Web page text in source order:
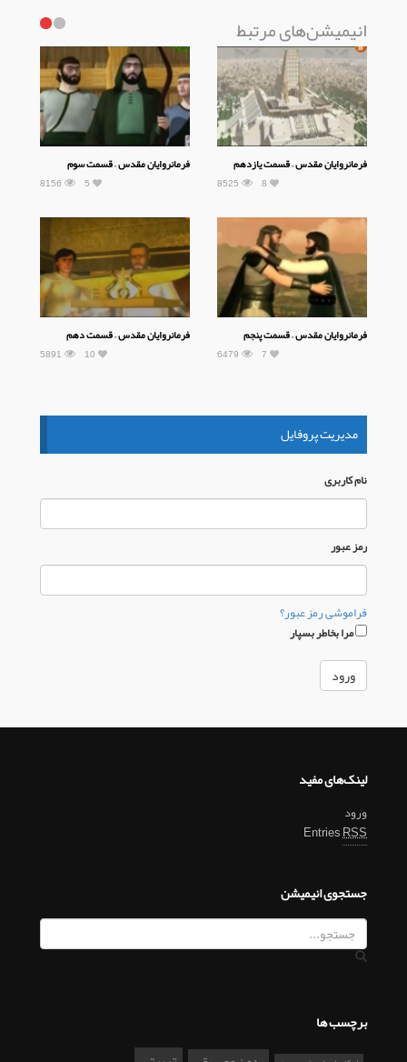
انیمیشن‌های مرتبط
فرمانروایان مقدس – قسمت یازدهم
8525 8
فرمانروایان مقدس – قسمت سوم
8156 5
فرمانروایان مقدس – قسمت پنجم
6479 7
فرمانروایان مقدس – قسمت دهم
5891 10
مدیریت پروفایل
نام كاربری
رمز عبور
فراموشی رمز عبور؟
مرا بخاطر بسپار
لینک‌های مفید
ورود
EntriesRSS
جستجوی انیمیشن
برچسب ها